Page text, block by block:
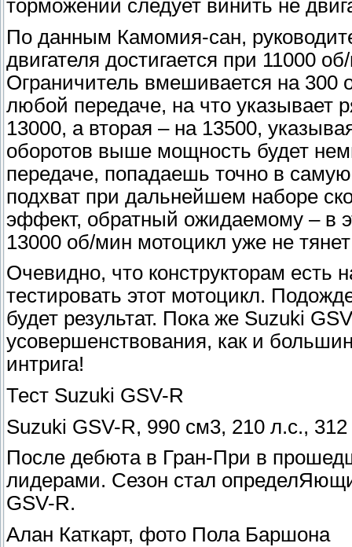
торможении следует винить не
По данным Камомия-сан,
двигателя достигается при 11000
Ограничитель вмешивается на 300
любой передаче, на что указывает
13000, а вторая – на 13500,
оборотов выше мощность будет
передаче, попадаешь точно в
подхват при дальнейшем наборе
эффект, обратный ожидаемому – в
13000 об/мин мотоцикл уже не
Очевидно, что конструкторам есть
тестировать этот мотоцикл.
будет результат. Пока же Suzuki
усовершенствования, как и
интрига!
Тест Suzuki GSV-R
Suzuki GSV-R, 990 см3, 210 л.с., 312
После дебюта в Гран-При в
лидерами. Сезон стал
GSV-R.
Алан Каткарт, фото Пола Баршона